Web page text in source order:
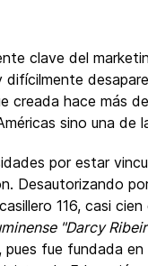
clave del
creada hace más
sino una de
por estar
Desautorizando
116, casi
"Darcy
fue fundada